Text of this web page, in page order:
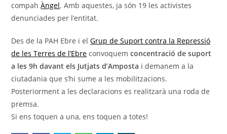
compahÀngel. Amb aquestes, ja són 19 les activistes
denunciades per l’entitat.
Des de la PAH Ebre i elGrup de Suport contra la Repressió
de les Terres de l’Ebre convoquemconcentració de suport
a les 9h davant els Jutjats d’Amposta i demanem a la
ciutadania que s’hi sume a les mobilitzacions.
Posteriorment a les declaracions es realitzarà una roda de
premsa.
Si ens toquen a una, ens toquen a totes!